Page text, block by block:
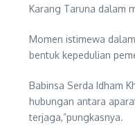
Karang Taruna dalam
Momen istimewa
bentuk kepedulian
Babinsa Serda Idham
hubungan antara
terjaga,”pungkasnya.